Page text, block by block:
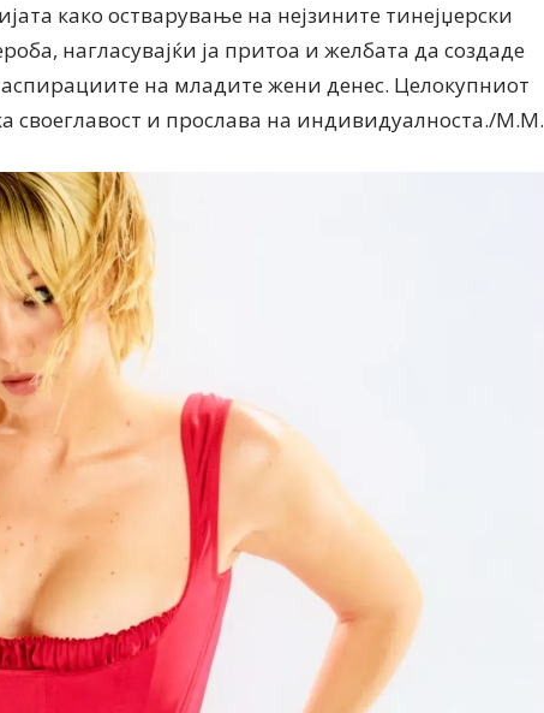
како остварување на нејзините тинејџерски
нагласувајќи ја притоа и желбата да создаде
на младите жени денес. Целокупниот
своеглавост и прослава на индивидуалноста./М.М.